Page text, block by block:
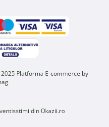
2025 Platforma E-commerce by